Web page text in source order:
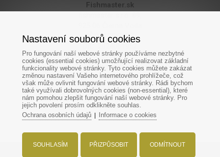
Fishmaster.sk
IČO: 47737697
Provoz:
Fishmaster
Hodská 370/44
924 01 Galanta
Nastavení souborů cookies
Pro fungování naší webové stránky používáme nezbytné
cookies (essential cookies) umožňující realizovat základní
funkcionality webové stránky. Tyto cookies můžete zakázat
změnou nastavení Vašeho internetového prohlížeče, což
však může ovlivnit fungování webové stránky. Rádi bychom
také využívali dobrovolných cookies (non-essential), které
nám pomohou zlepšit fungování naší webové stránky. Pro
jejich povolení prosím odklikněte souhlas.
Ochrana osobních údajů| Informace o cookies
SOUHLASÍM PŘIZPŮSOBIT ODMÍTNOUT